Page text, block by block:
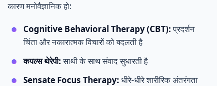
कारण मनोवैज्ञानिक हो:
Cognitive Behavioral Therapy (CBT):प्रदर्शन
चिंता और नकारात्मक विचारों को बदलती है
कपल्स थेरेपी:साथी के साथ संवाद सुधारती है
Sensate Focus Therapy: धीरे-धीरे शारीरिक अंतरंगता